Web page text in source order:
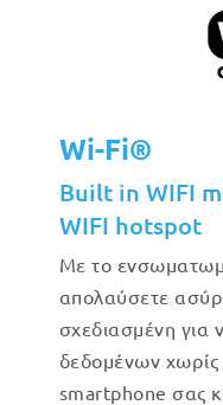
Wi-Fi®
Built in WIFI
WIFI hotspot
Με το
απολαύσετε
σχεδιασμένη για
δεδομένων
smartphone σας